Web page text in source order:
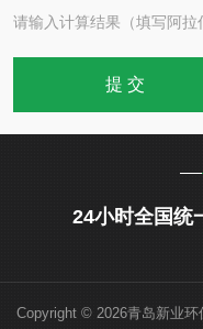
请输入计算结果（填写阿
24小时全国统
Copyright © 2026青岛新业